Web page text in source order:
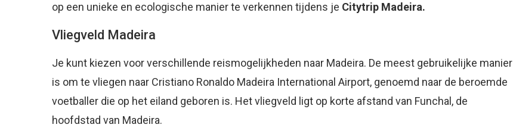
op een unieke en ecologische manier te verkennen tijdens je Citytrip Madeira.
Vliegveld Madeira
Je kunt kiezen voor verschillende reismogelijkheden naar Madeira. De meest gebruikelijke manier
is om te vliegen naar Cristiano Ronaldo Madeira International Airport, genoemd naar de beroemde
voetballer die op het eiland geboren is. Het vliegveld ligt op korte afstand van Funchal, de
hoofdstad van Madeira.